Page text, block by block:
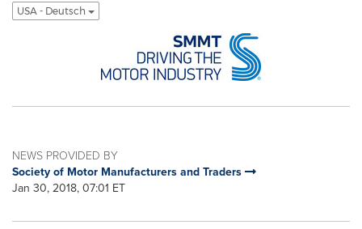
USA - Deutsch
NEWS PROVIDED BY
Society of Motor Manufacturers and Traders
Jan 30, 2018, 07:01 ET